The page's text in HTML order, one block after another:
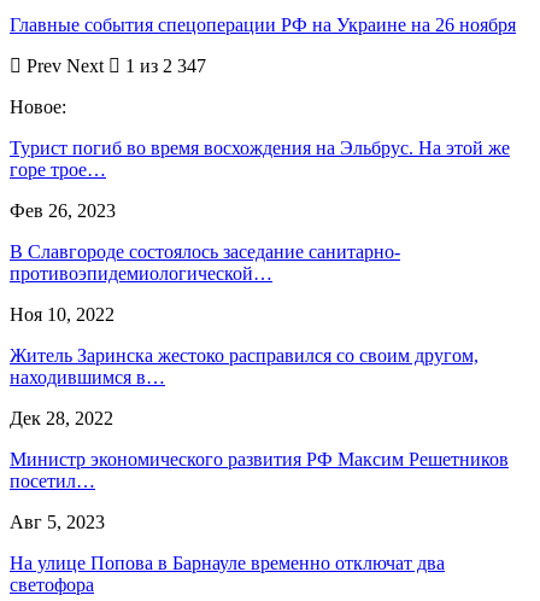
Главные события спецоперации РФ на Украине на 26 ноября
Prev Next
1 из 2 347
Новое:
Турист погиб во время восхождения на Эльбрус. На этой же
горе трое…
Фев 26, 2023
В Славгороде состоялось заседание санитарно-
противоэпидемиологической…
Ноя 10, 2022
Житель Заринска жестоко расправился со своим другом,
находившимся в…
Дек 28, 2022
Министр экономического развития РФ Максим Решетников
посетил…
Авг 5, 2023
На улице Попова в Барнауле временно отключат два
светофора